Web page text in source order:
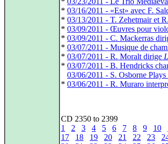
* 03/16/2011 - «Est» avec F.
* 03/13/2011 - T. Zehetmair et
* 03/09/2011 - Œuvres pour
* 03/09/2011 - C. Mackerras
* 03/07/2011 - Musique de
* 03/07/2011 - R. Moralt dirige
* 03/07/2011 - B. Hendricks
03/06/2011 - S. Osborne Plays
* 03/06/2011 - R. Muraro
CD 2350 to 2399
1
2 3 4 5 6 7 8 9 10
17
18 19 20 21 22 23